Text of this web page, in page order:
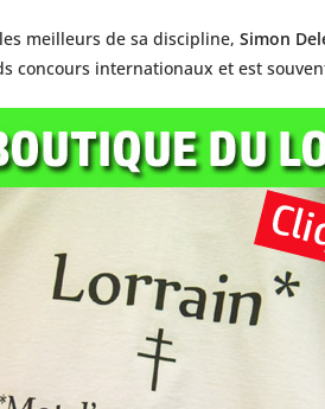
meilleurs de sa discipline, Simon
concours internationaux et est